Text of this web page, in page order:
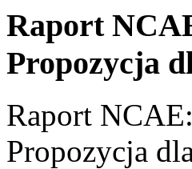
Raport
Propozycja
Raport
Propozycja